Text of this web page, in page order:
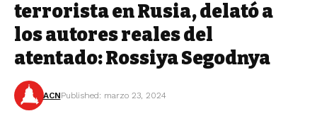
terrorista en Rusia, delató a
los autores reales del
atentado: Rossiya Segodnya
ACNPublished: marzo 23, 2024